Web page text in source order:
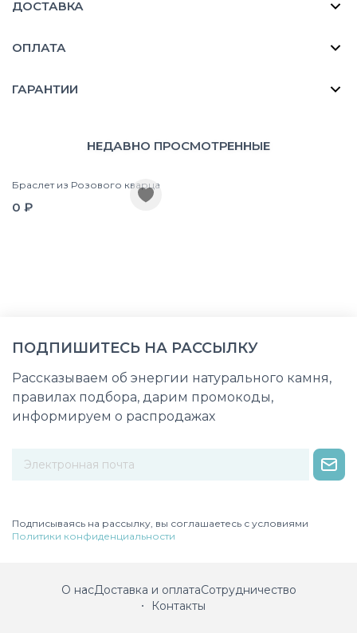
ДОСТАВКА
ОПЛАТА
ГАРАНТИИ
НЕДАВНО ПРОСМОТРЕННЫЕ
Браслет из Розового кварца
0 ₽
ПОДПИШИТЕСЬ НА РАССЫЛКУ
Рассказываем об энергии натурального камня,
правилах подбора, дарим промокоды,
информируем о распродажах
Подписываясь на рассылку, вы соглашаетесь с условиями
Политики конфиденциальности
О насДоставка и оплатаСотрудничество
Контакты